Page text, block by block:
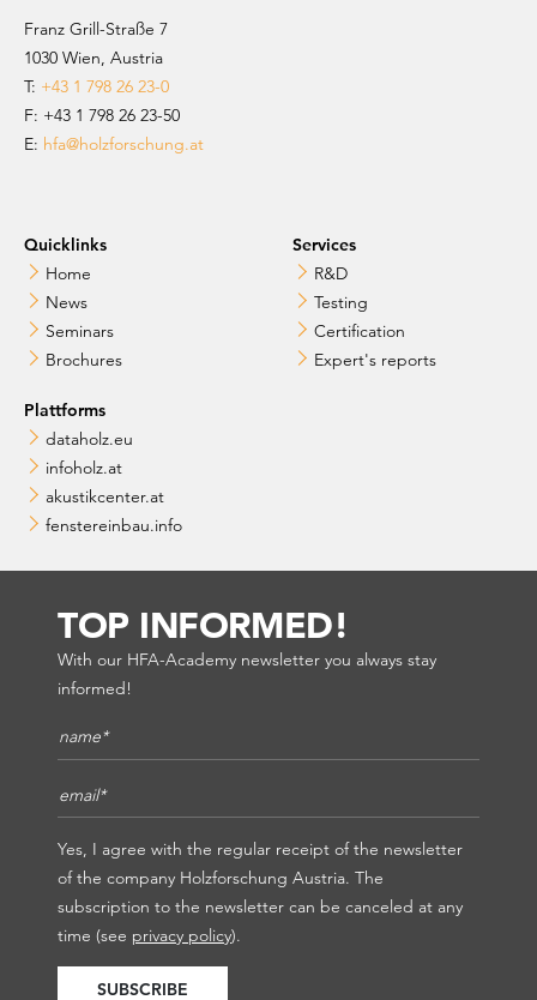
Franz Grill-Straße 7
1030 Wien, Austria
T: +43 1 798 26 23-0
​​F: +43 1 798 26 23-50
E: hfa@holzforschung.at
Quicklinks
Home
News
Seminars
Brochures
Services
R&D
Testing
Certification
Expert's reports
Plattforms
dataholz.eu
infoholz.at
akustikcenter.at
fenstereinbau.info
TOP INFORMED!
With our HFA-Academy newsletter you always stay
informed!
Name*
E-Mail*
Yes, I agree with the regular receipt of the newsletter
of the company Holzforschung Austria. The
subscription to the newsletter can be canceled at any
time (see privacy policy).
SUBSCRIBE